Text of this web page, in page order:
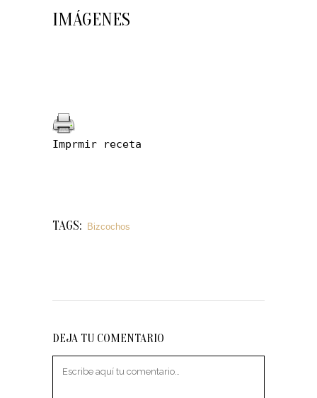
IMÁGENES
Imprmir receta
TAGS: Bizcochos
DEJA TU COMENTARIO